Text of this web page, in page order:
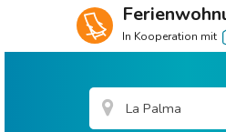
In Kooperation mit